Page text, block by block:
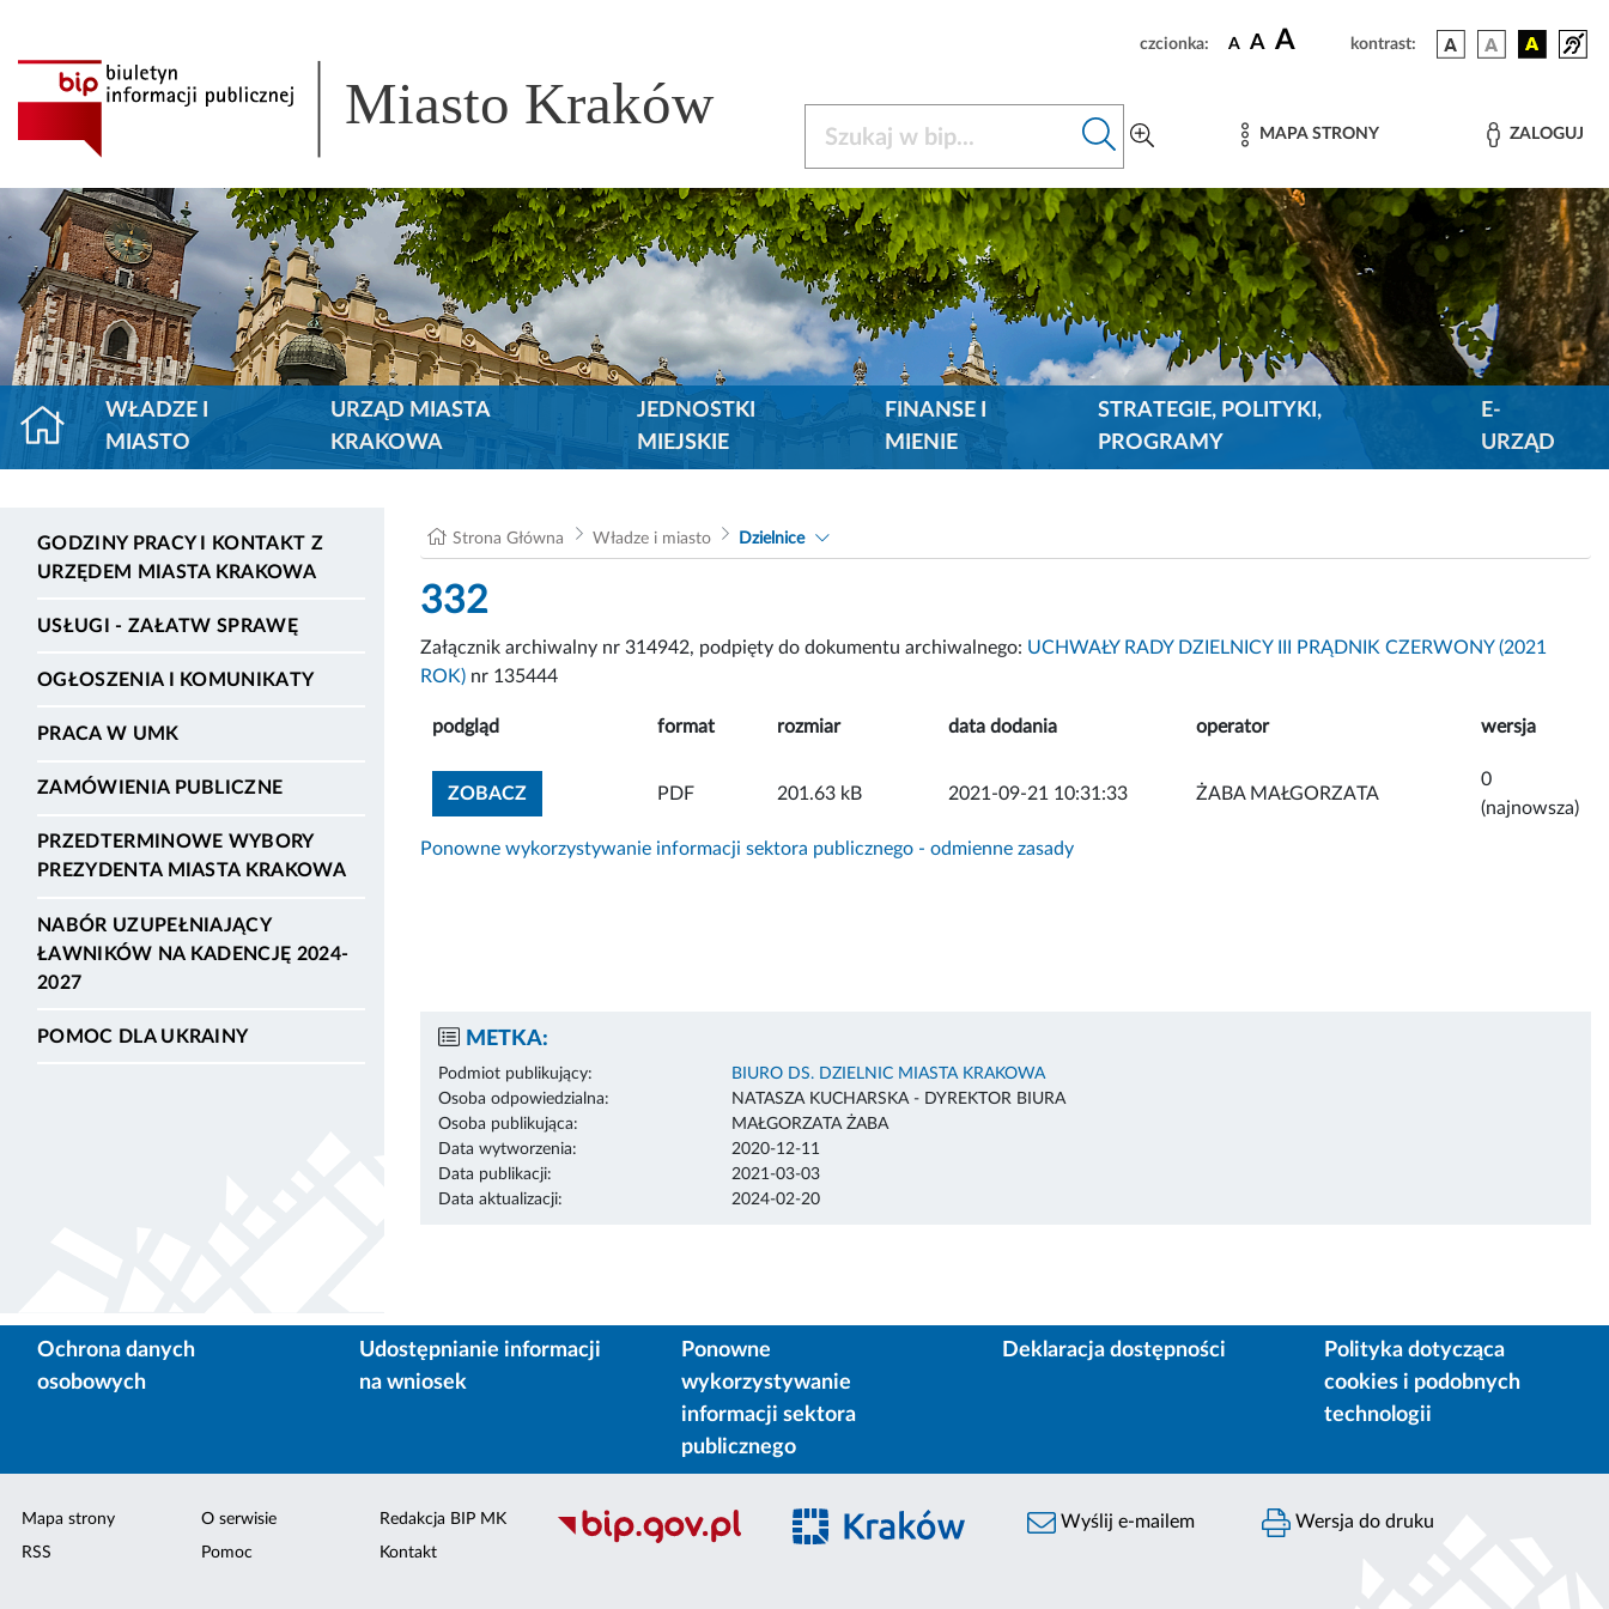
czcionka: A A A kontrast:
Miasto Kraków MAPA STRONY ZALOGUJ
WŁADZE I
MIASTO
URZĄD MIASTA
KRAKOWA
JEDNOSTKI
MIEJSKIE
FINANSE I
MIENIE
STRATEGIE, POLITYKI,
PROGRAMY
E-
URZĄD
GODZINY PRACY I KONTAKT Z
URZĘDEM MIASTA KRAKOWA
USŁUGI - ZAŁATW SPRAWĘ
OGŁOSZENIA I KOMUNIKATY
PRACA W UMK
ZAMÓWIENIA PUBLICZNE
PRZEDTERMINOWE WYBORY
PREZYDENTA MIASTA KRAKOWA
NABÓR UZUPEŁNIAJĄCY
ŁAWNIKÓW NA KADENCJĘ 2024-
2027
POMOC DLA UKRAINY
Strona Główna Władze i miasto Dzielnice
332
Załącznik archiwalny nr 314942, podpięty do dokumentu archiwalnego: UCHWAŁY RADY DZIELNICY III PRĄDNIK CZERWONY (2021
ROK) nr 135444
podgląd format rozmiar data dodania operator wersja
ZOBACZZOBACZ ZAŁĄCZNIK
PDF 201.63 kB 2021-09-21 10:31:33 ŻABA MAŁGORZATA
0
(najnowsza)
Ponowne wykorzystywanie informacji sektora publicznego - odmienne zasady
METKA:
Podmiot publikujący:
BIURO DS. DZIELNIC MIASTA KRAKOWA
Osoba odpowiedzialna:
NATASZA KUCHARSKA - DYREKTOR BIURA
Osoba publikująca:
MAŁGORZATA ŻABA
Data wytworzenia:
2020-12-11
Data publikacji:
2021-03-03
Data aktualizacji:
2024-02-20
Ochrona danych
osobowych
Udostępnianie informacji
na wniosek
Ponowne
wykorzystywanie
informacji sektora
publicznego
Deklaracja dostępności
Polityka dotycząca
cookies i podobnych
technologii
Mapa strony
RSS
O serwisie
Pomoc
Redakcja BIP MK
Kontakt
Wyślij e-mailem Wersja do druku